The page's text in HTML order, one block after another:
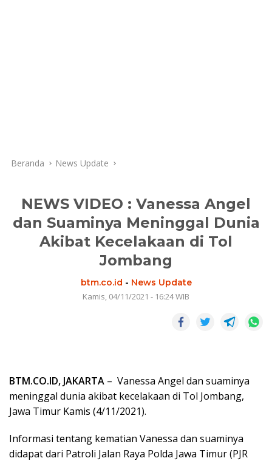
Beranda News Update
NEWS VIDEO : Vanessa Angel
dan Suaminya Meninggal Dunia
Akibat Kecelakaan di Tol
Jombang
btm.co.id - News Update
Kamis, 04/11/2021 - 16:24 WIB
BTM.CO.ID, JAKARTA – Vanessa Angel dan suaminya
meninggal dunia akibat kecelakaan di Tol Jombang,
Jawa Timur Kamis (4/11/2021).
Informasi tentang kematian Vanessa dan suaminya
didapat dari Patroli Jalan Raya Polda Jawa Timur (PJR